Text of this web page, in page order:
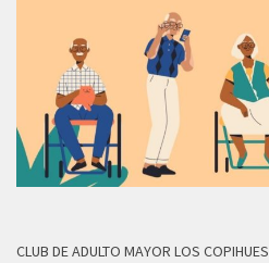
CLUB DE ADULTO MAYOR LOS COPIHUES